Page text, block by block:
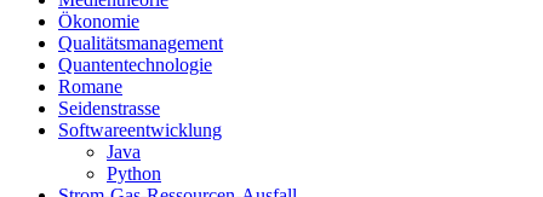
Ökonomie
Qualitätsmanagement
Quantentechnologie
Romane
Seidenstrasse
Softwareentwicklung
Java
Python